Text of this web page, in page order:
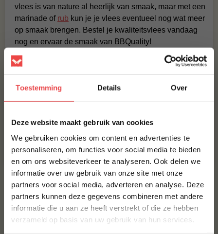
Toestemming Details Over
Deze website maakt gebruik van cookies
We gebruiken cookies om content en advertenties te
personaliseren, om functies voor social media te bieden
en om ons websiteverkeer te analyseren. Ook delen we
informatie over uw gebruik van onze site met onze
partners voor social media, adverteren en analyse. Deze
partners kunnen deze gegevens combineren met andere
informatie die u aan ze heeft verstrekt of die ze hebben
verzameld op basis van uw gebruik van hun services.
vlees is van nature al heerlijk van smaak, maar met een
marinade of rub kun je je vlees eventueel nog wat meer
op smaak brengen. Bestel je kwaliteitsvlees vandaag
nog en ervaar de smaak van BBQuality!
Contact
Voor vragen of voor extra informatie kun je kijken bij
een mailtje naar:info@bbquality.nl . We helpen je graag!
Recepten
Veelgestelde vragen
MAAK JE SILICONEN BAKKWAST COMPLEET!
ALUMINIUMFOLIE EXTRA DIK
€ 2,50
10% korting op je
eerste bestelling*
Schrijf je in voor onze nieuwsbrief en ontvang direct
10% korting op jouw eerste bestelling.